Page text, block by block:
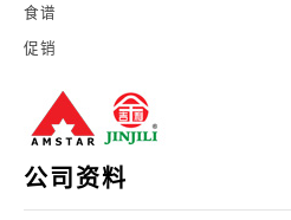
食谱
促销
公司资料